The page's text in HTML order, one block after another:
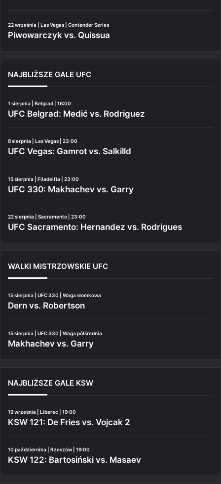
22 września | Las Vegas | Contender Series
Piwowarczyk vs. Quissua
NAJBLIŻSZE GALE UFC
1 sierpnia | Belgrad | 16:00
UFC Belgrad: Medić vs. Rodriguez
8 sierpnia | Las Vegas | 23:00
UFC Vegas: Gamrot vs. Salkilld
15 sierpnia | Filadelfia | 23:00
UFC 330: Makhachev vs. Garry
22 sierpnia | Sacramento | 23:00
UFC Sacramento: Hernandez vs. Rodrigues
WALKI MISTRZOWSKIE UFC
15 sierpnia | UFC 330 | Waga słomkowa
Dern vs. Robertson
15 sierpnia | UFC 330 | Waga półśrednia
Makhachev vs. Garry
NAJBLIŻSZE GALE KSW
19 września | Liberec | 19:00
KSW 121: De Fries vs. Vojcak 2
10 października | Rzeszów | 19:00
KSW 122: Bartosiński vs. Masaev